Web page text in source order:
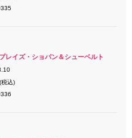
レイズ・ショパン＆シューベルト
込)